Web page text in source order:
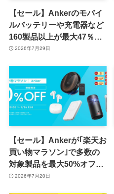
【セール】Ankerのモバイ
ルバッテリーや充電器など
160製品以上が最大47％オ
フに
2026年7月29日
【セール】Ankerが｢楽天お
買い物マラソン｣で多数の
対象製品を最大50%オフで
販売するセールを開催中
2026年7月20日